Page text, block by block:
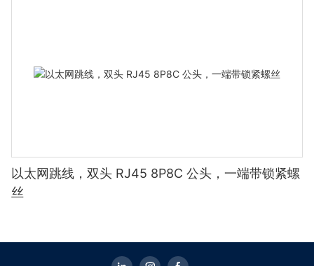
以太网跳线，双头 RJ45 8P8C 公头，一端带锁紧螺
丝